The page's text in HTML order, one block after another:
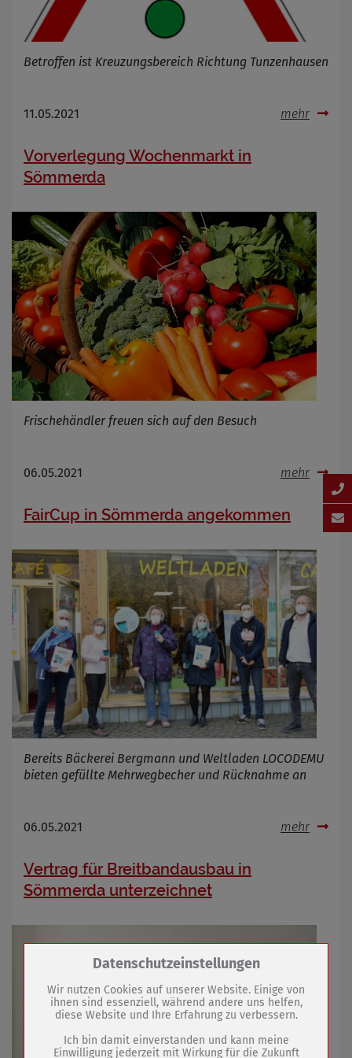
Betroffen ist Kreuzungsbereich Richtung Tunzenhausen
11.05.2021 mehr
Vorverlegung Wochenmarkt in
Sömmerda
Frischehändler freuen sich auf den Besuch
06.05.2021 mehr
FairCup in Sömmerda angekommen
Bereits Bäckerei Bergmann und Weltladen LOCODEMU
bieten gefüllte Mehrwegbecher und Rücknahme an
06.05.2021 mehr
Vertrag für Breitbandausbau in
Sömmerda unterzeichnet
Zum Betrieb der Seite notwendige Cookies /
Name
PHP Session Cookie
Anbieter
Eigentümer dieser Website (Wenko-
Wenselaar GmbH & Co. KG)
Datenschutzeinstellungen
Wir nutzen Cookies auf unserer Website. Einige von
ihnen sind essenziell, während andere uns helfen,
diese Website und Ihre Erfahrung zu verbessern.
Ich bin damit einverstanden und kann meine
Einwilligung jederzeit mit Wirkung für die Zukunft